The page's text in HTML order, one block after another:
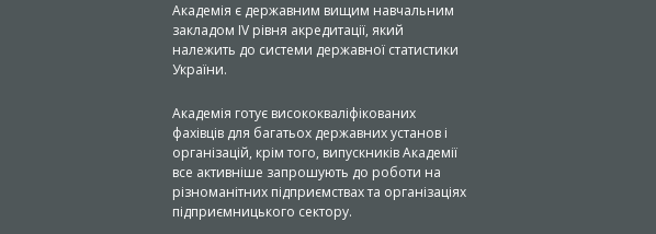
Академія є державним вищим навчальним
закладом IV рівня акредитації, який
належить до системи державної статистики
України.
Академія готує висококваліфікованих
фахівців для багатьох державних установ і
організацій, крім того, випускників Академії
все активніше запрошують до роботи на
різноманітних підприємствах та організаціях
підприємницького сектору.